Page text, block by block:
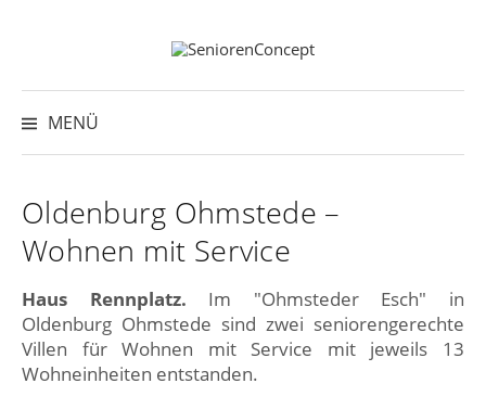
MENÜ
Suchen
Oldenburg Ohmstede –
Wohnen mit Service
Haus Rennplatz. Im "Ohmsteder Esch" in
Oldenburg Ohmstede sind zwei seniorengerechte
Villen für Wohnen mit Service mit jeweils 13
Wohneinheiten entstanden.